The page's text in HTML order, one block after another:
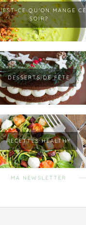
CE QU'ON MANGE CE
SOIR?
DESSERTS DE FÊTE
RECETTES HEALTHY
MA NEWSLETTER